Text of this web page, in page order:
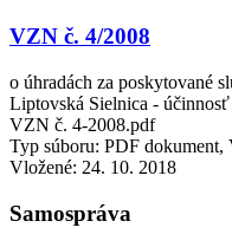
VZN č. 4/2008
o úhradách za poskytované
Liptovská Sielnica -
VZN č. 4-2008.pdf
Typ súboru: PDF
Vložené: 24. 10. 2018
Samospráva